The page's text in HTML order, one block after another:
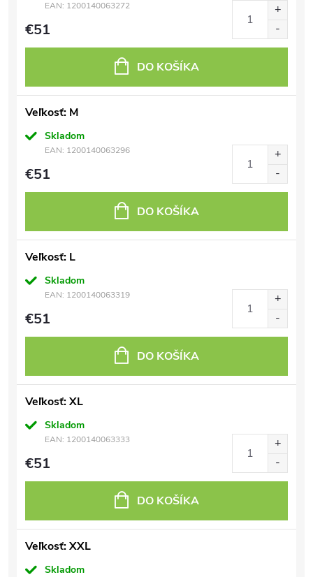
EAN: 1200140063272
€51
DO KOŠÍKA
Veľkosť: M
Skladom
EAN: 1200140063296
€51
DO KOŠÍKA
Veľkosť: L
Skladom
EAN: 1200140063319
€51
DO KOŠÍKA
Veľkosť: XL
Skladom
EAN: 1200140063333
€51
DO KOŠÍKA
Veľkosť: XXL
Skladom